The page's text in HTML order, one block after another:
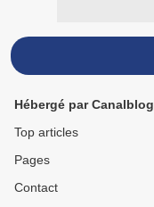
Hébergé par Canalblog
Top articles
Pages
Contact